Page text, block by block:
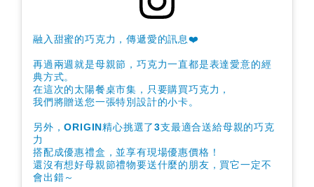
融入甜蜜的巧克力，傳遞愛的訊息❤️
再過兩週就是母親節，巧克力一直都是表達愛意的經
典方式。
在這次的太陽餐桌市集，只要購買巧克力，
我們將贈送您一張特別設計的小卡。
另外，ORIGIN精心挑選了3支最適合送給母親的巧克
力
搭配成優惠禮盒，並享有現場優惠價格！
還沒有想好母親節禮物要送什麼的朋友，買它一定不
會出錯～